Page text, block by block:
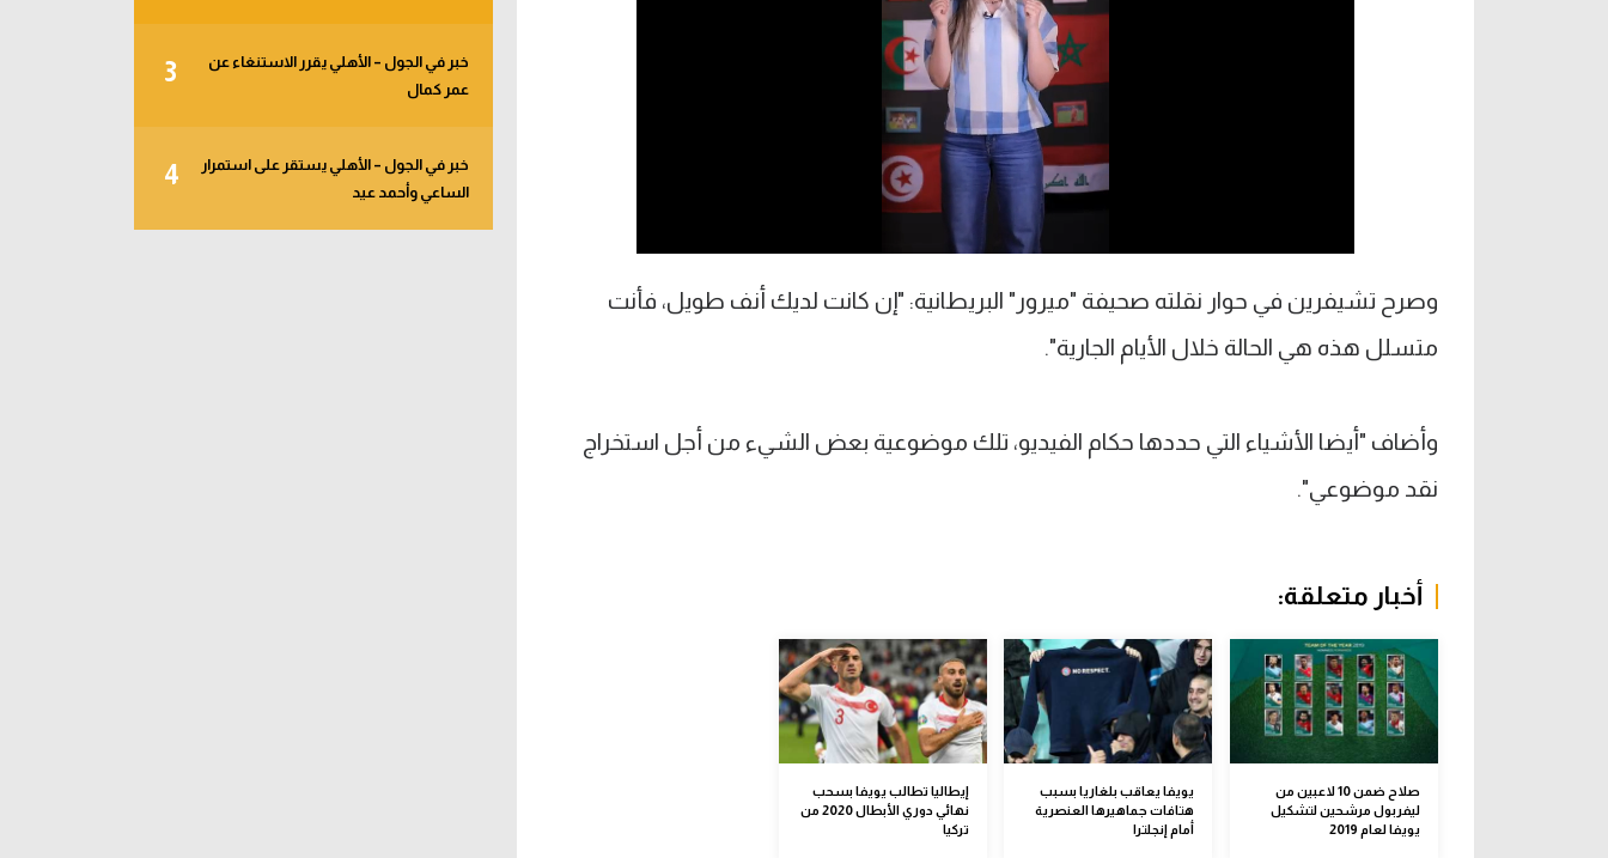
وصرح تشيفرين في حوار نقلته صحيفة "ميرور" البريطانية: "إن كانت لديك أنف طويل، فأنت
متسلل هذه هي الحالة خلال الأيام الجارية".
وأضاف "أيضا الأشياء التي حددها حكام الفيديو، تلك موضوعية بعض الشيء من أجل استخراج
نقد موضوعي".
أخبار متعلقة:
صلاح ضمن 10 لاعبين من
ليفربول مرشحين لتشكيل
يويفا لعام 2019
يويفا يعاقب بلغاريا بسبب
هتافات جماهيرها العنصرية
أمام إنجلترا
إيطاليا تطالب يويفا بسحب
نهائي دوري الأبطال 2020 من
تركيا
3
خبر في الجول – الأهلي يقرر الاستنغاء عن
عمر كمال
4
خبر في الجول – الأهلي يستقر على استمرار
الساعي وأحمد عيد